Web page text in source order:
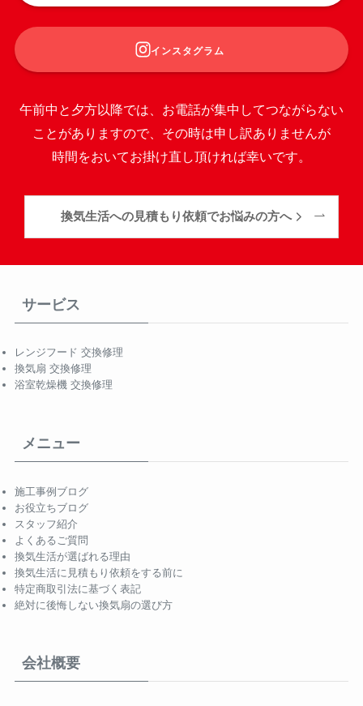
インスタグラム
午前中と夕方以降では、お電話が集中してつながらない
ことがありますので、その時は申し訳ありませんが
時間をおいてお掛け直し頂ければ幸いです。
換気生活への見積もり依頼でお悩みの方へ
サービス
レンジフード 交換修理
換気扇 交換修理
浴室乾燥機 交換修理
メニュー
施工事例ブログ
お役立ちブログ
スタッフ紹介
よくあるご質問
換気生活が選ばれる理由
換気生活に見積もり依頼をする前に
特定商取引法に基づく表記
絶対に後悔しない換気扇の選び方
会社概要